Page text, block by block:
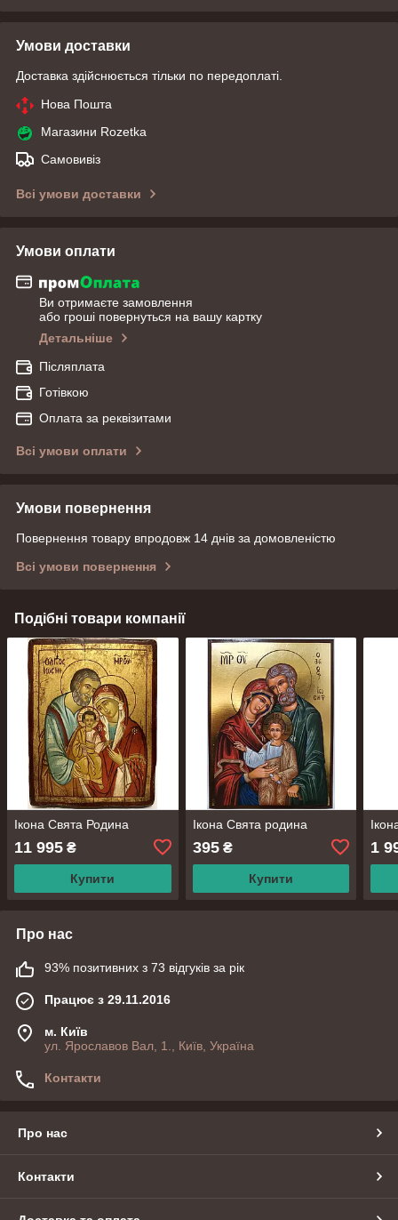
Умови доставки
Доставка здійснюється тільки по передоплаті.
Нова Пошта
Магазини Rozetka
Самовивіз
Всі умови доставки
Умови оплати
Ви отримаєте замовлення
або гроші повернуться на вашу картку
Детальніше
Післяплата
Готівкою
Оплата за реквізитами
Всі умови оплати
Умови повернення
Повернення товару впродовж 14 днів за домовленістю
Всі умови повернення
Подібні товари компанії
Ікона Свята Родина
11 995 ₴
Купити
Ікона Свята родина
395₴
Купити
1
Про нас
93% позитивних з 73 відгуків за рік
Працює з 29.11.2016
м. Київ
ул. Ярославов Вал, 1., Київ, Україна
Контакти
Про нас
Контакти